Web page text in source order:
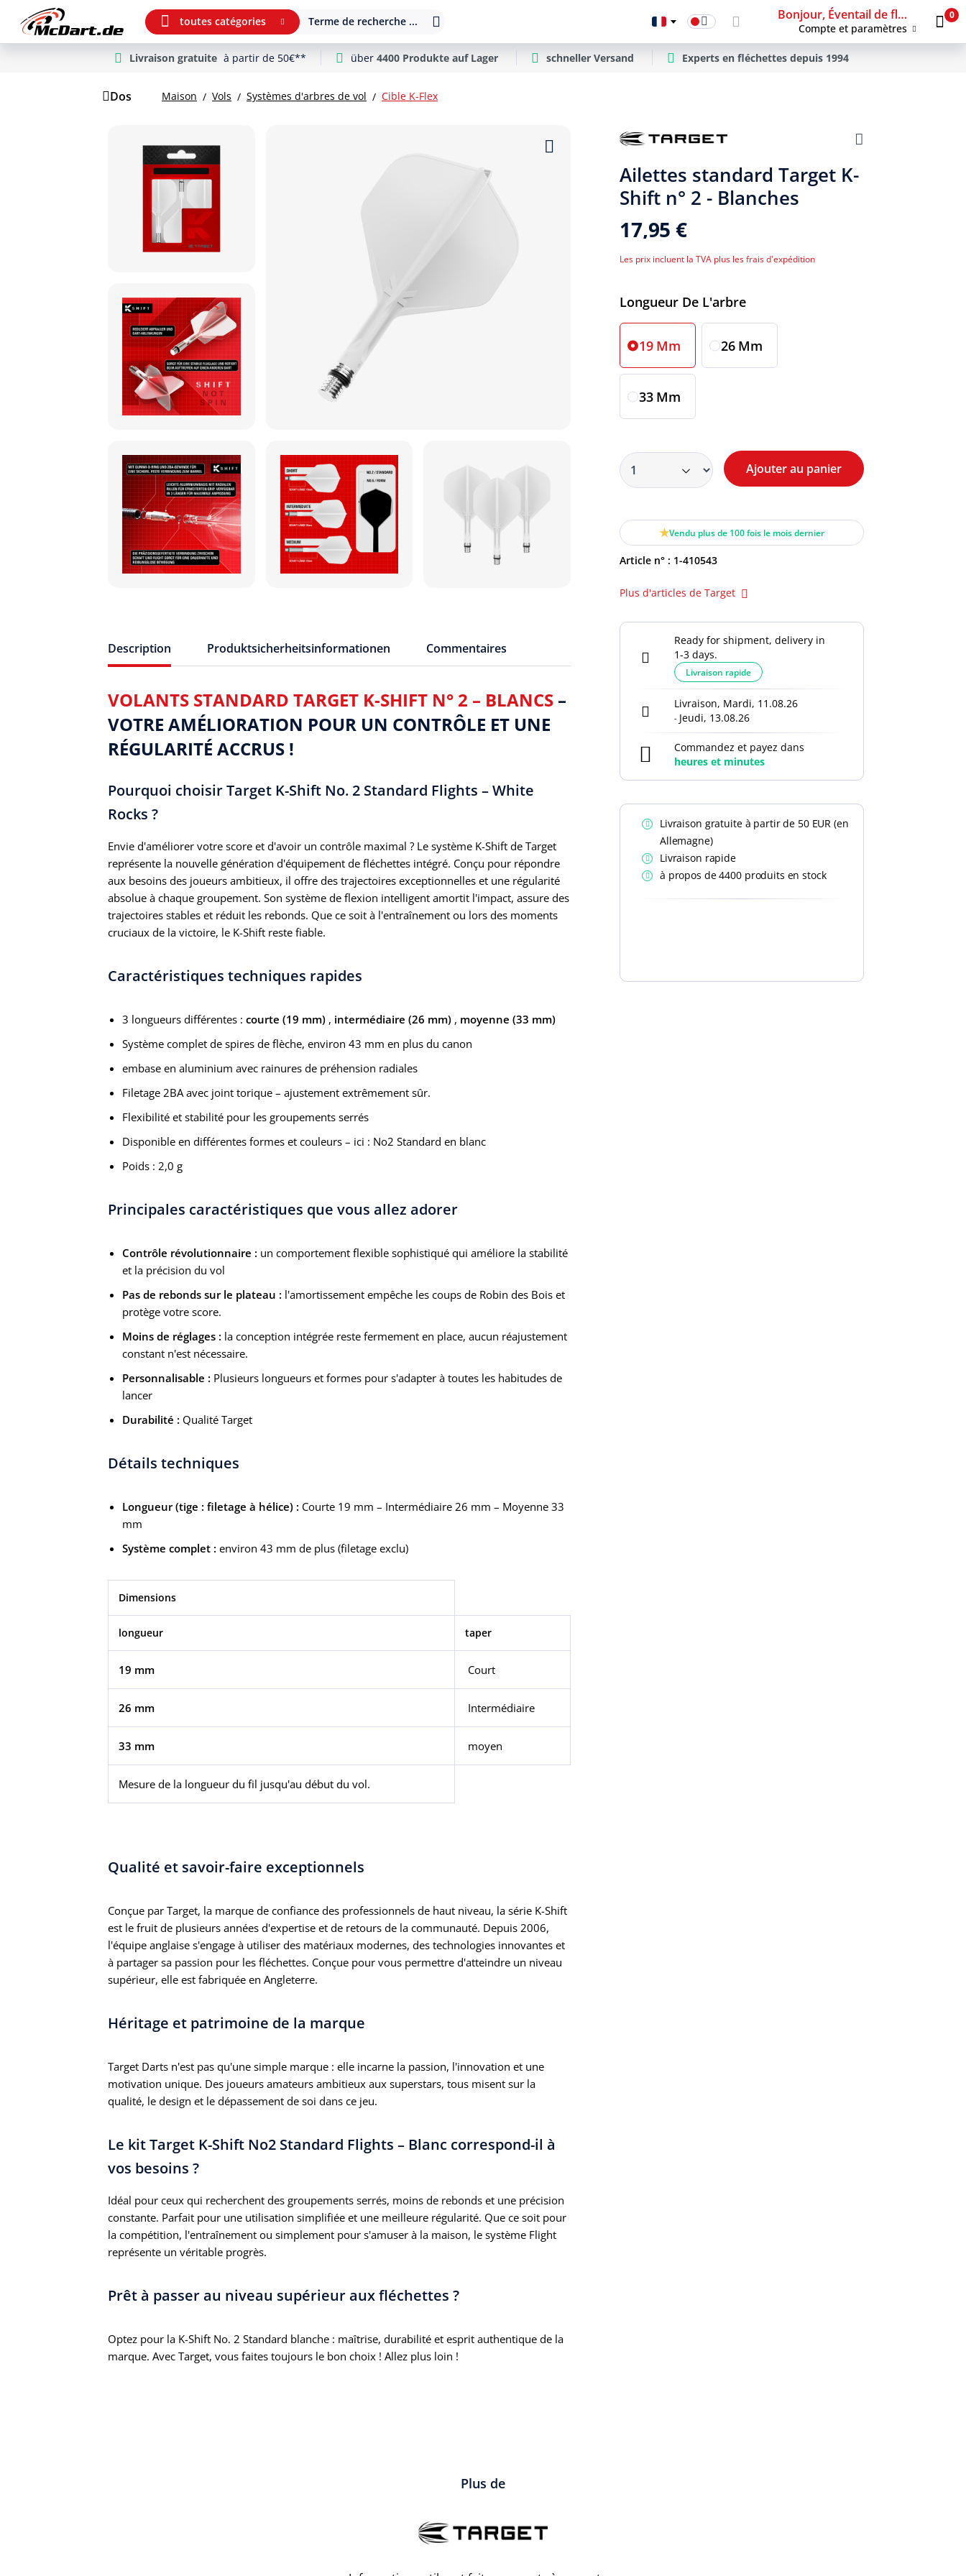
Hauptinhalt springen
Aller à la navigation principale
toutes catégories Terme de recherche ... Bonjour, Éventail de fléchettes
Compte et paramètres
0
Livraison gratuite à partir de 50€** über 4400 Produkte auf Lager schneller Versand Experts en fléchettes depuis 1994
Dos Maison Vols Systèmes d'arbres de vol Cible K-Flex
Description Produktsicherheitsinformationen Commentaires
VOLANTS STANDARD TARGET K-SHIFT N° 2 – BLANCS –
VOTRE AMÉLIORATION POUR UN CONTRÔLE ET UNE
RÉGULARITÉ ACCRUS !
Pourquoi choisir Target K-Shift No. 2 Standard Flights – White
Rocks ?
Envie d'améliorer votre score et d'avoir un contrôle maximal ? Le système K-Shift de Target
représente la nouvelle génération d'équipement de fléchettes intégré. Conçu pour répondre
aux besoins des joueurs ambitieux, il offre des trajectoires exceptionnelles et une régularité
absolue à chaque groupement. Son système de flexion intelligent amortit l'impact, assure des
trajectoires stables et réduit les rebonds. Que ce soit à l'entraînement ou lors des moments
cruciaux de la victoire, le K-Shift reste fiable.
Caractéristiques techniques rapides
3 longueurs différentes : courte (19 mm) , intermédiaire (26 mm) , moyenne (33 mm)
Système complet de spires de flèche, environ 43 mm en plus du canon
embase en aluminium avec rainures de préhension radiales
Filetage 2BA avec joint torique – ajustement extrêmement sûr.
Flexibilité et stabilité pour les groupements serrés
Disponible en différentes formes et couleurs – ici : No2 Standard en blanc
Poids : 2,0 g
Principales caractéristiques que vous allez adorer
Contrôle révolutionnaire : un comportement flexible sophistiqué qui améliore la stabilité
et la précision du vol
Pas de rebonds sur le plateau : l'amortissement empêche les coups de Robin des Bois et
protège votre score.
Moins de réglages : la conception intégrée reste fermement en place, aucun réajustement
constant n'est nécessaire.
Personnalisable : Plusieurs longueurs et formes pour s'adapter à toutes les habitudes de
lancer
Durabilité : Qualité Target
Détails techniques
Longueur (tige : filetage à hélice) : Courte 19 mm – Intermédiaire 26 mm – Moyenne 33
mm
Système complet : environ 43 mm de plus (filetage exclu)
Dimensions
longueur taper
19 mm Court
26 mm Intermédiaire
33 mm moyen
Mesure de la longueur du fil jusqu'au début du vol.
Qualité et savoir-faire exceptionnels
Conçue par Target, la marque de confiance des professionnels de haut niveau, la série K-Shift
est le fruit de plusieurs années d'expertise et de retours de la communauté. Depuis 2006,
l'équipe anglaise s'engage à utiliser des matériaux modernes, des technologies innovantes et
à partager sa passion pour les fléchettes. Conçue pour vous permettre d'atteindre un niveau
supérieur, elle est fabriquée en Angleterre.
Héritage et patrimoine de la marque
Target Darts n'est pas qu'une simple marque : elle incarne la passion, l'innovation et une
motivation unique. Des joueurs amateurs ambitieux aux superstars, tous misent sur la
qualité, le design et le dépassement de soi dans ce jeu.
Le kit Target K-Shift No2 Standard Flights – Blanc correspond-il à
vos besoins ?
Idéal pour ceux qui recherchent des groupements serrés, moins de rebonds et une précision
constante. Parfait pour une utilisation simplifiée et une meilleure régularité. Que ce soit pour
la compétition, l'entraînement ou simplement pour s'amuser à la maison, le système Flight
représente un véritable progrès.
Prêt à passer au niveau supérieur aux fléchettes ?
Optez pour la K-Shift No. 2 Standard blanche : maîtrise, durabilité et esprit authentique de la
marque. Avec Target, vous faites toujours le bon choix ! Allez plus loin !
Ailettes standard Target K-
Shift n° 2 - Blanches
17,95 €
Les prix incluent la TVA plus les frais d'expédition
Sélectionner
Longueur De L'arbre
19 Mm 26 Mm
33 Mm
Ajouter au panier
Article n° : 1-410543
Vendu plus de 100 fois le mois dernier
Plus d'articles de Target
Ready for shipment, delivery in
1-3 days.
Livraison rapide
Livraison, Mardi, 11.08.26
- Jeudi, 13.08.26
Commandez et payez dans
heures et minutes
Livraison gratuite à partir de 50 EUR (en
Allemagne)
Livraison rapide
à propos de 4400 produits en stock
Plus de